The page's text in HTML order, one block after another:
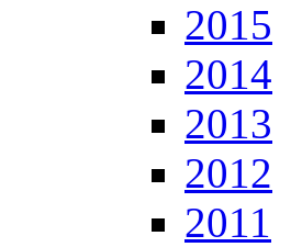
2015
2014
2013
2012
2011